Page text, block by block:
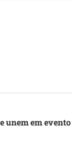
unem em evento